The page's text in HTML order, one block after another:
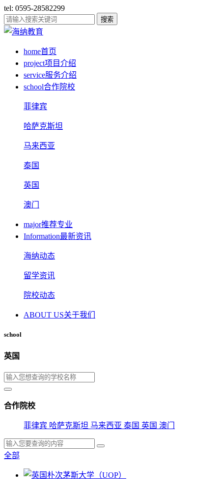
tel: 0595-28582299
搜索
home首页
project项目介绍
service服务介绍
school合作院校
菲律宾
哈萨克斯坦
马来西亚
泰国
英国
澳门
major推荐专业
Information最新资讯
海纳动态
留学资讯
院校动态
ABOUT US关于我们
school
英国
合作院校
菲律宾 哈萨克斯坦 马来西亚 泰国 英国 澳门
全部